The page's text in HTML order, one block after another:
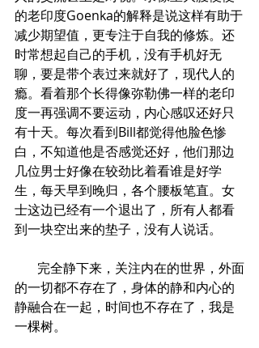
的老印度Goenka的解释是说这样有助于
减少期望值，更专注于自我的修炼。还
时常想起自己的手机，没有手机好无
聊，要是带个表过来就好了，现代人的
瘾。看着那个长得像弥勒佛一样的老印
度一再强调不要运动，内心感叹还好只
有十天。每次看到Bill都觉得他脸色惨
白，不知道他是否感觉还好，他们那边
几位男士好像在较劲比着看谁是好学
生，每天早到晚归，各个腰板笔直。女
士这边已经有一个退出了，所有人都看
到一块空出来的垫子，没有人说话。
完全静下来，关注内在的世界，外面
的一切都不存在了，身体的静和内心的
静融合在一起，时间也不存在了，我是
一棵树。